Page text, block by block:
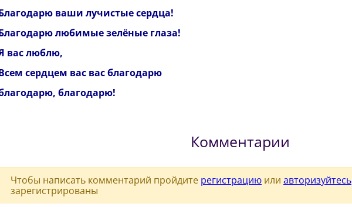
ваши лучистые сердца!
любимые зелёные глаза!
вас люблю,
сердцем вас вас благодарю
благодарю!
Комментарии
Чтобы написать комментарий пройдите регистрацию или авторизуйтесь
зарегистрированы